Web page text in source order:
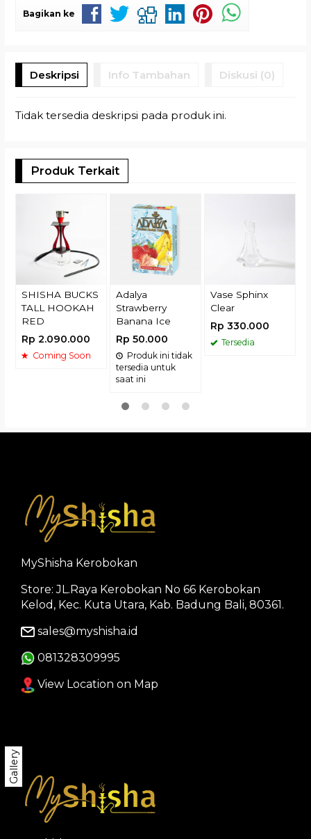
Bagikan ke
Deskripsi Info Tambahan Diskusi (0)
Tidak tersedia deskripsi pada produk ini.
Produk Terkait
SHISHA BUCKS
TALL HOOKAH
RED
Rp 2.090.000
Coming Soon
Adalya
Strawberry
Banana Ice
Rp 50.000
Produk ini tidak
tersedia untuk
saat ini
Vase Sphinx
Clear
Rp 330.000
Tersedia
Gallery
MyShisha Kerobokan
Store: JL.Raya Kerobokan No 66 Kerobokan
Kelod, Kec. Kuta Utara, Kab. Badung Bali, 80361.
sales@myshisha.id
081328309995
View Location on Map